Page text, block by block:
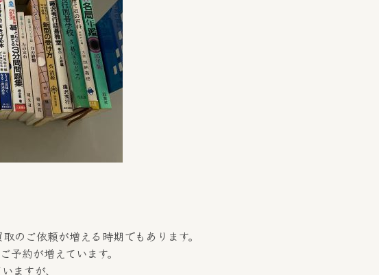
のご依頼が増える時期でもあります。
予約が増えています。
ますが、